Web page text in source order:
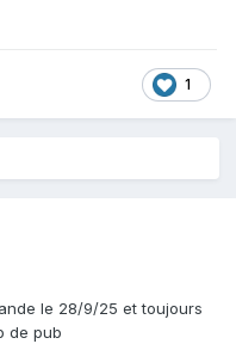
1
le 28/9/25 et toujours
de pub